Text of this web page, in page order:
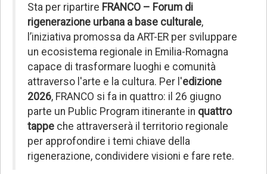
Sta per ripartire FRANCO – Forum di
rigenerazione urbana a base culturale,
l’iniziativa promossa da ART-ER per sviluppare
un ecosistema regionale in Emilia-Romagna
capace di trasformare luoghi e comunità
attraverso l'arte e la cultura. Per l'edizione
2026, FRANCO si fa in quattro: il 26 giugno
parte un Public Program itinerante in quattro
tappe che attraverserà il territorio regionale
per approfondire i temi chiave della
rigenerazione, condividere visioni e fare rete.